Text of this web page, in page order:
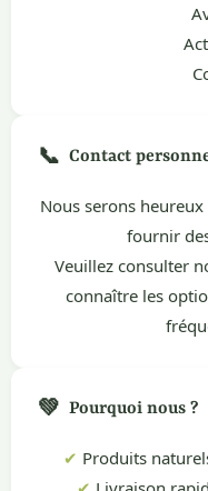
📞 Contact
Nous serons
fournir
Veuillez consulter
connaître les
💚 Pourquoi nous ?
✔ Produits